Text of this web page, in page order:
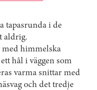
tapasrunda i de
aldrig.
med himmelska
hål i väggen som
varma snittar med
och det tredje